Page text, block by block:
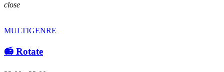
close
MULTIGENRE
📻 Rotate